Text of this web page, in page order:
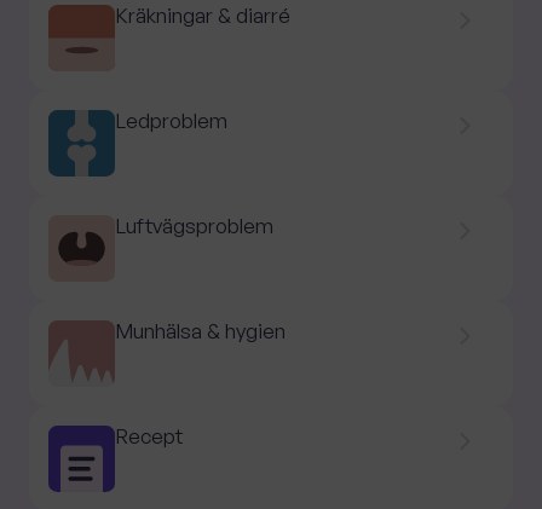
Kräkningar & diarré
Ledproblem
Luftvägsproblem
Munhälsa & hygien
Recept